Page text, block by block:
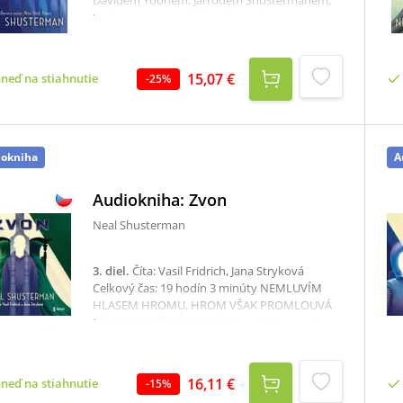
Sofíou Lapuente, Michaelem H. Paynem,
do populárního světa své nejslavnější série,
aby společně navázali tam, kde Zvon skončil,
ale ukázali i mnohem víc. Čekají na vás noví
hrdinové i nepřátelé, ale i staří známí. Zbývá
na stiahnutie -25% 15,07 €
Audiokniha: Zvon
Neal Shusterman
3. diel. Číta: Vasil Fridrich, Jana Stryková
Celkový čas: 19 hodín 3 minúty NEMLUVÍM
HLASEM HROMU, HROM VŠAK PROMLOUVÁ
MÝM PROSTŘEDNICTVÍM.Ve světě smrtek je
město Trvalka je pryč. Zdá se, že už nezbývá
nic, co by mohlo smrtkovi Goddardovi
zabránit, aby uchvátil absolutní moc. Když se
na stiahnutie -15% 16,11 €